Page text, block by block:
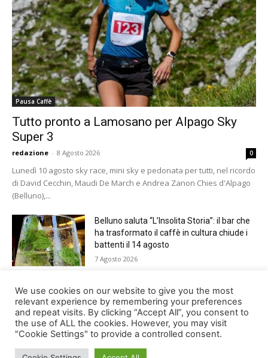
Pausa Caffè
Tutto pronto a Lamosano per Alpago Sky
Super 3
redazione - 8 Agosto 2026 0
Lunedì 10 agosto sky race, mini sky e pedonata per tutti, nel ricordo
di David Cecchin, Maudi De March e Andrea Zanon Chies d'Alpago
(Belluno),...
Belluno saluta “L’Insolita Storia”: il bar che
ha trasformato il caffè in cultura chiude i
battenti il 14 agosto
7 Agosto 2026
Giro del Lago di Santa Croce 2026.
Appuntamento domenica 16 agosto
7 Agosto 2026
We use cookies on our website to give you the most
relevant experience by remembering your preferences
and repeat visits. By clicking “Accept All”, you consent to
the use of ALL the cookies. However, you may visit
"Cookie Settings" to provide a controlled consent.